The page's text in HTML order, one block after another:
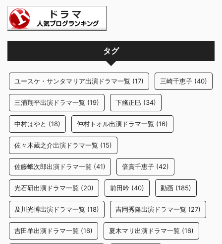
タグ
ユースケ・サンタマリア出演ドラマ一覧 (17) 三崎千恵子 (40)
三浦翔平出演ドラマ一覧 (19) 下絛正巳 (34)
中村はやと (18) 仲村トオル出演ドラマ一覧 (16)
佐々木蔵之介出演ドラマ一覧 (15)
佐藤蛾次郎出演ドラマ一覧 (41) 倍賞千恵子 (42)
光石研出演ドラマ一覧 (20) 前田吟 (40) 動画 (185)
及川光博出演ドラマ一覧 (18) 吉岡秀隆出演ドラマ一覧 (27)
吉田羊出演ドラマ一覧 (16) 夏木マリ出演ドラマ一覧 (16)